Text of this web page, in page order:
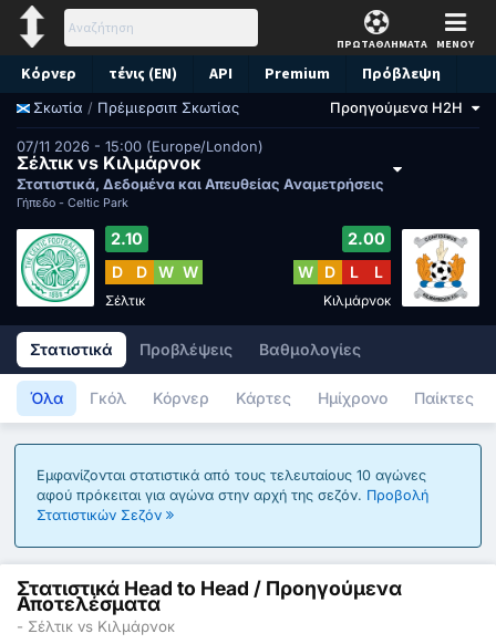
ΠΡΩΤΑΘΛΗΜΑΤΑ ΜΕΝΟΥ
Κόρνερ τένις (EN) API Premium Πρόβλεψη
Σκωτία / Πρέμιερσιπ Σκωτίας Προηγούμενα H2H
07/11 2026 - 15:00 (Europe/London)
Σέλτικ vs Κιλμάρνοκ
Στατιστικά, Δεδομένα και Απευθείας Αναμετρήσεις
Γήπεδο - Celtic Park
2.10
D
D W W
Σέλτικ
2.00
W
D L L
Κιλμάρνοκ
Στατιστικά Προβλέψεις Βαθμολογίες
Όλα Γκόλ Κόρνερ Κάρτες Ημίχρονο Παίκτες
Εμφανίζονται στατιστικά από τους τελευταίους 10 αγώνες
αφού πρόκειται για αγώνα στην αρχή της σεζόν. Προβολή
Στατιστικών Σεζόν
Στατιστικά Head to Head / Προηγούμενα
Αποτελέσματα
- Σέλτικ vs Κιλμάρνοκ